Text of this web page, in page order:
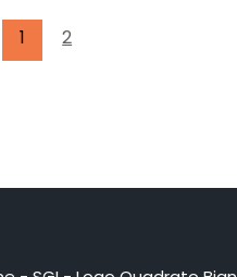
1 2